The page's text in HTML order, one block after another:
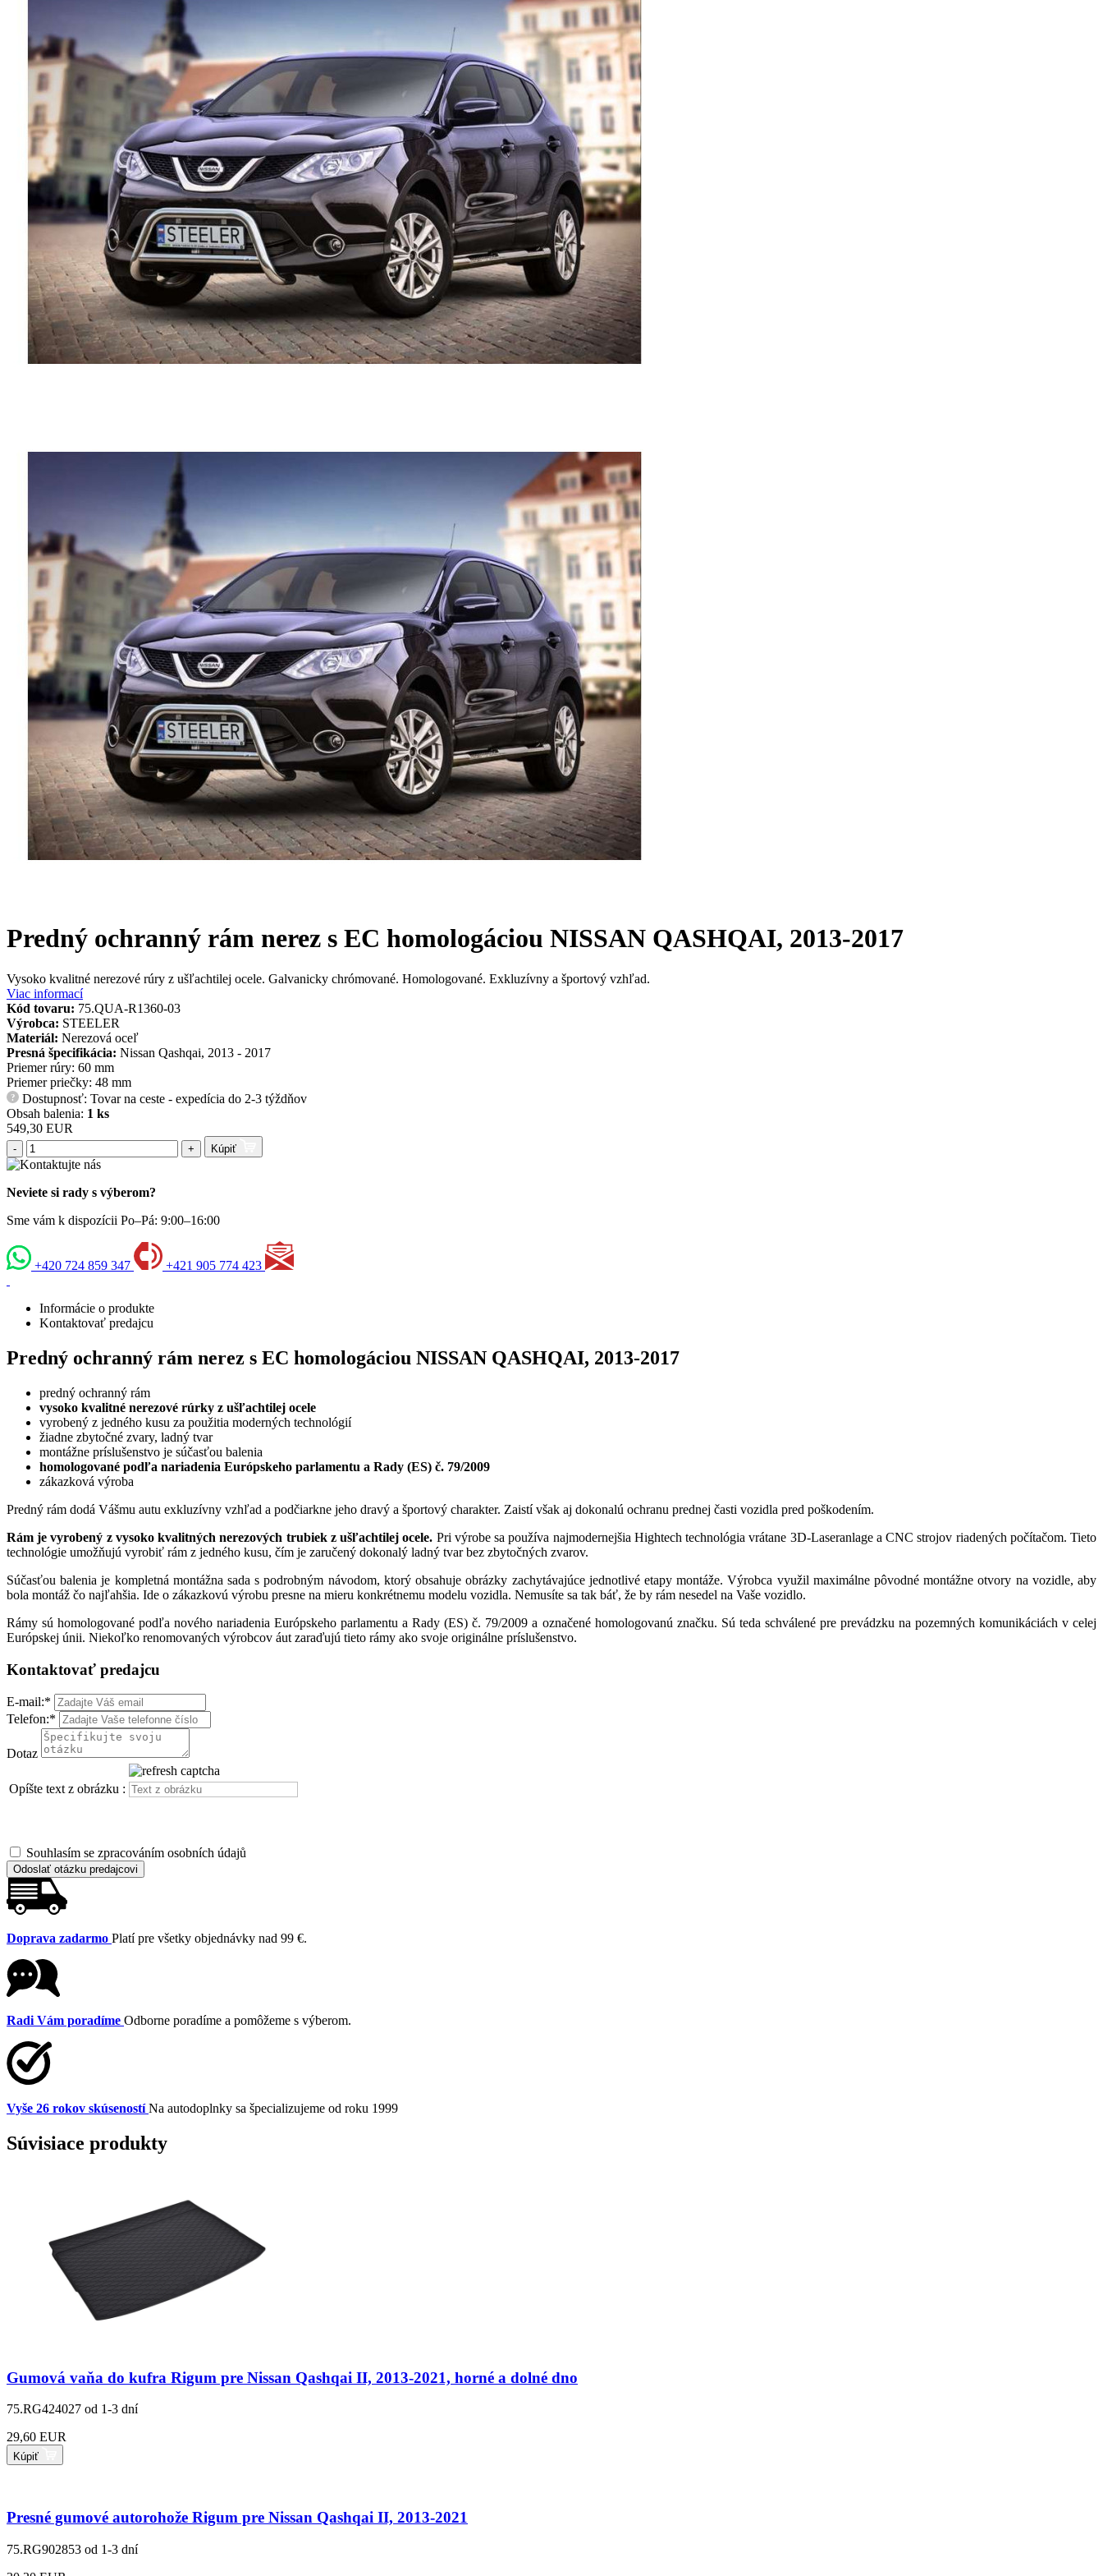
Predný ochranný rám nerez s EC homologáciou NISSAN QASHQAI, 2013-2017
Vysoko kvalitné nerezové rúry z ušľachtilej ocele. Galvanicky chrómované. Homologované. Exkluzívny a športový vzhľad.
Viac informací
Kód tovaru: 75.QUA-R1360-03
Výrobca: STEELER
Materiál: Nerezová oceľ
Presná špecifikácia: Nissan Qashqai, 2013 - 2017
Priemer rúry: 60 mm
Priemer priečky: 48 mm
?
Dostupnosť: Tovar na ceste - expedícia do 2-3 týždňov
Obsah balenia: 1 ks
549,30 EUR
- + Kúpiť
Neviete si rady s výberom?
Sme vám k dispozícii Po–Pá: 9:00–16:00
+420 724 859 347 +421 905 774 423
Informácie o produkte
Kontaktovať predajcu
Predný ochranný rám nerez s EC homologáciou NISSAN QASHQAI, 2013-2017
predný ochranný rám
vysoko kvalitné nerezové rúrky z ušľachtilej ocele
vyrobený z jedného kusu za použitia moderných technológií
žiadne zbytočné zvary, ladný tvar
montážne príslušenstvo je súčasťou balenia
homologované podľa nariadenia Európskeho parlamentu a Rady (ES) č. 79/2009
zákazková výroba
Predný rám dodá Vášmu autu exkluzívny vzhľad a podčiarkne jeho dravý a športový charakter. Zaistí však aj dokonalú ochranu prednej časti vozidla pred poškodením.
Rám je vyrobený z vysoko kvalitných nerezových trubiek z ušľachtilej ocele. Pri výrobe sa používa najmodernejšia Hightech technológia vrátane 3D-Laseranlage a CNC strojov riadených počítačom. Tieto
technológie umožňujú vyrobiť rám z jedného kusu, čím je zaručený dokonalý ladný tvar bez zbytočných zvarov.
Súčasťou balenia je kompletná montážna sada s podrobným návodom, ktorý obsahuje obrázky zachytávajúce jednotlivé etapy montáže. Výrobca využil maximálne pôvodné montážne otvory na vozidle, aby
bola montáž čo najľahšia. Ide o zákazkovú výrobu presne na mieru konkrétnemu modelu vozidla. Nemusíte sa tak báť, že by rám nesedel na Vaše vozidlo.
Rámy sú homologované podľa nového nariadenia Európskeho parlamentu a Rady (ES) č. 79/2009 a označené homologovanú značku. Sú teda schválené pre prevádzku na pozemných komunikáciách v celej
Európskej únii. Niekoľko renomovaných výrobcov áut zaraďujú tieto rámy ako svoje originálne príslušenstvo.
Kontaktovať predajcu
E-mail:*
Telefon:*
Dotaz
Opíšte text z obrázku :
Souhlasím se zpracováním osobních údajů
Odoslať otázku predajcovi
Doprava zadarmo Platí pre všetky objednávky nad 99 €.
Radi Vám poradíme Odborne poradíme a pomôžeme s výberom.
Vyše 26 rokov skúseností Na autodoplnky sa špecializujeme od roku 1999
Súvisiace produkty
Gumová vaňa do kufra Rigum pre Nissan Qashqai II, 2013-2021, horné a dolné dno
75.RG424027 od 1-3 dní
29,60 EUR
Kúpiť
Presné gumové autorohože Rigum pre Nissan Qashqai II, 2013-2021
75.RG902853 od 1-3 dní